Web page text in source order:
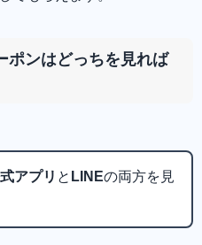
ポンはどっちを見れば
アプリ と LINEの両方を見